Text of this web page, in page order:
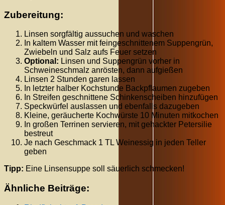
Zubereitung:
Linsen sorgfältig aussuchen und waschen
In kaltem Wasser mit feingeschnittenem Suppengrün,
Zwiebeln und Salz aufs Feuer setzen
Optional: Linsen und Suppengrün vorher in
Schweineschmalz anrösten, dann aufgießen
Linsen 2 Stunden garen lassen
In letzter halber Kochstunde Backpflaumen zugeben
In Streifen geschnittene Schinkenscheiben hinzufügen
Speckwürfel auslassen und ebenfalls dazugeben
Kleine, geräucherte Kochwürste 10 Minuten mitkochen
In großen Terrinen servieren, mit gehackter Petersilie
bestreut
Je nach Geschmack 1 TL Weinessig in jeden Teller
geben
Tipp: Eine Linsensuppe soll säuerlich schmecken!
Ähnliche Beiträge: